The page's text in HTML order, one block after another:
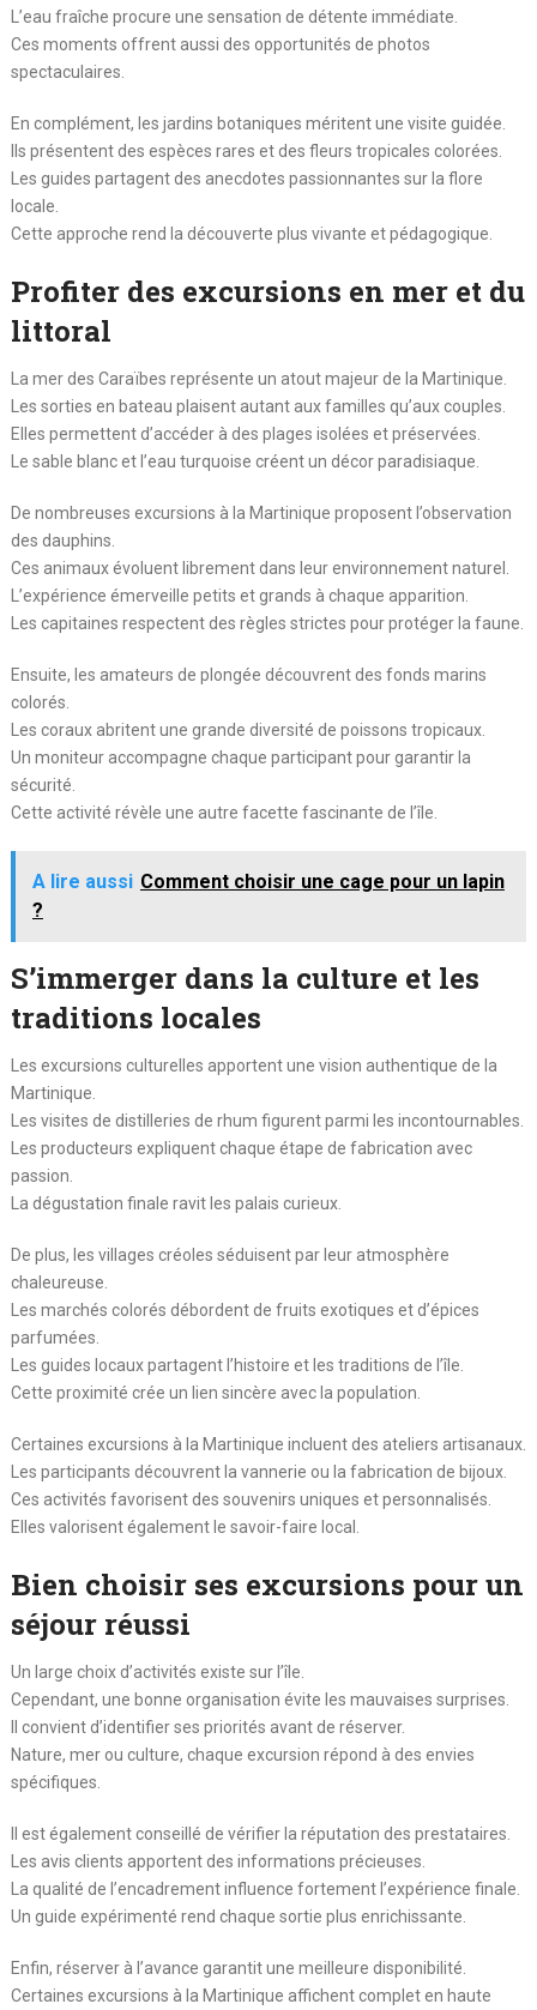
L’eau fraîche procure une sensation de détente immédiate.
Ces moments offrent aussi des opportunités de photos
spectaculaires.
En complément, les jardins botaniques méritent une visite guidée.
Ils présentent des espèces rares et des fleurs tropicales colorées.
Les guides partagent des anecdotes passionnantes sur la flore
locale.
Cette approche rend la découverte plus vivante et pédagogique.
Profiter des excursions en mer et du
littoral
La mer des Caraïbes représente un atout majeur de la Martinique.
Les sorties en bateau plaisent autant aux familles qu’aux couples.
Elles permettent d’accéder à des plages isolées et préservées.
Le sable blanc et l’eau turquoise créent un décor paradisiaque.
De nombreuses excursions à la Martinique proposent l’observation
des dauphins.
Ces animaux évoluent librement dans leur environnement naturel.
L’expérience émerveille petits et grands à chaque apparition.
Les capitaines respectent des règles strictes pour protéger la faune.
Ensuite, les amateurs de plongée découvrent des fonds marins
colorés.
Les coraux abritent une grande diversité de poissons tropicaux.
Un moniteur accompagne chaque participant pour garantir la
sécurité.
Cette activité révèle une autre facette fascinante de l’île.
A lire aussi Comment choisir une cage pour un lapin
?
S’immerger dans la culture et les
traditions locales
Les excursions culturelles apportent une vision authentique de la
Martinique.
Les visites de distilleries de rhum figurent parmi les incontournables.
Les producteurs expliquent chaque étape de fabrication avec
passion.
La dégustation finale ravit les palais curieux.
De plus, les villages créoles séduisent par leur atmosphère
chaleureuse.
Les marchés colorés débordent de fruits exotiques et d’épices
parfumées.
Les guides locaux partagent l’histoire et les traditions de l’île.
Cette proximité crée un lien sincère avec la population.
Certaines excursions à la Martinique incluent des ateliers artisanaux.
Les participants découvrent la vannerie ou la fabrication de bijoux.
Ces activités favorisent des souvenirs uniques et personnalisés.
Elles valorisent également le savoir-faire local.
Bien choisir ses excursions pour un
séjour réussi
Un large choix d’activités existe sur l’île.
Cependant, une bonne organisation évite les mauvaises surprises.
Il convient d’identifier ses priorités avant de réserver.
Nature, mer ou culture, chaque excursion répond à des envies
spécifiques.
Il est également conseillé de vérifier la réputation des prestataires.
Les avis clients apportent des informations précieuses.
La qualité de l’encadrement influence fortement l’expérience finale.
Un guide expérimenté rend chaque sortie plus enrichissante.
Enfin, réserver à l’avance garantit une meilleure disponibilité.
Certaines excursions à la Martinique affichent complet en haute